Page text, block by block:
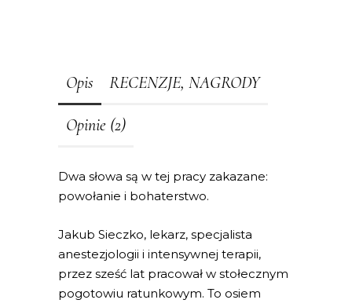
Opis RECENZJE, NAGRODY
Opinie (2)
Dwa słowa są w tej pracy zakazane:
powołanie i bohaterstwo.
Jakub Sieczko, lekarz, specjalista
anestezjologii i intensywnej terapii,
przez sześć lat pracował w stołecznym
pogotowiu ratunkowym. To osiem